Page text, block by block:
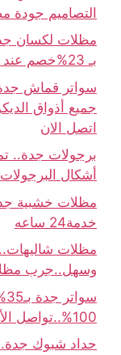
التصاميم جودة
بـ 23%خصم عند الاتصال
سواتر قماش
اتصل الان
برجولات جدة..
أشكال
خدمة24 ساعه
مظلات
وسهل..جرب
100%..تواصل الأن